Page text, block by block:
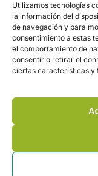
Utilizamos tecnologías
la información del
de navegación y para
consentimiento a estas
el comportamiento de
consentir o retirar el
ciertas características y